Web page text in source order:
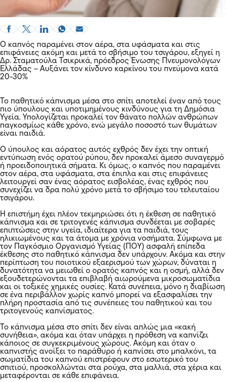
Ο καπνός παραμένει στον αέρα, στα υφάσματα και στις
επιφάνειες ακόμη και μετά το σβήσιμο του τσιγάρου, εξηγεί η
Δρ. Σταματούλα Τσικρικά, πρόεδρος Ένωσης Πνευμονολόγων
Ελλάδας – Αυξάνει τον κίνδυνο καρκίνου του πνεύμονα κατά
20-30%
Το παθητικό κάπνισμα μέσα στο σπίτι αποτελεί έναν από τους
πιο ύπουλους και υποτιμημένους κινδύνους για τη Δημόσια
Υγεία. Υπολογίζεται προκαλεί τον θάνατο πολλών ανθρώπων
παγκοσμίως κάθε χρόνο, ενώ μεγάλο ποσοστό των θυμάτων
είναι παιδιά.
Ο ύπουλος και αόρατος αυτός εχθρός δεν έχει την οπτική
εντύπωση ενός ορατού ρύπου, δεν προκαλεί άμεσο συναγερμό
ή προειδοποιητικά σήματα. Κι όμως, ο καπνός που παραμένει
στον αέρα, στα υφάσματα, στα έπιπλα και στις επιφάνειες
λειτουργεί σαν ένας αόρατος εισβολέας, ένας εχθρός που
συνεχίζει να δρα πολύ χρόνο μετά το σβήσιμο του τελευταίου
τσιγάρου.
Η επιστήμη έχει πλέον τεκμηριώσει ότι η έκθεση σε παθητικό
κάπνισμα και σε τριτογενές κάπνισμα συνδέεται με σοβαρές
επιπτώσεις στην υγεία, ιδιαίτερα για τα παιδιά, τους
ηλικιωμένους και τα άτομα με χρόνια νοσήματα. Σύμφωνα με
τον Παγκόσμιο Οργανισμό Υγείας (ΠΟΥ) ασφαλή επίπεδα
έκθεσης στο παθητικό κάπνισμα δεν υπάρχουν. Ακόμα και στην
περίπτωση του ποιοτικού εξαερισμού των χώρων, δύναται η
δυνατότητα να μειωθεί ο ορατός καπνός και η οσμή, αλλά δεν
εξουδετερώνονται τα επιβλαβή αιωρούμενα μικροσωματίδια
και οι τοξικές χημικές ουσίες. Κατά συνέπεια, μόνο η διαβίωση
σε ένα περιβάλλον χωρίς καπνό μπορεί να εξασφαλίσει την
πλήρη προστασία από τις συνέπειες του παθητικού και του
τριτογενούς καπνίσματος.
Το κάπνισμα μέσα στο σπίτι δεν είναι απλώς μια «κακή
συνήθεια», ακόμα και όταν υπάρχει η πρόθεση να καπνίζει
κάποιος σε συγκεκριμένους χώρους. Ακόμη και όταν ο
καπνιστής ανοίξει το παράθυρο ή καπνίσει στο μπαλκόνι, τα
σωματίδια του καπνού επιστρέφουν στο εσωτερικό του
σπιτιού, προσκολλώνται στα ρούχα, στα μαλλιά, στα χέρια και
μεταφέρονται σε κάθε επιφάνεια.